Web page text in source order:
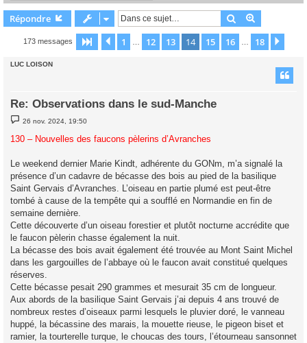
Répondre Rechercher
173 messages Page 14 sur 18
Précédente
1 12 13 14 15 16 18
LUC LOISON
Re: Observations dans le sud-Manche
M
e
s
s
e
26 nov. 2024, 19:50
130 – Nouvelles des faucons pèlerins d’Avranches
Le weekend dernier Marie Kindt, adhérente du GONm, m’a signalé la
présence d’un cadavre de bécasse des bois au pied de la basilique
Saint Gervais d’Avranches. L’oiseau en partie plumé est peut-être
tombé à cause de la tempête qui a soufflé en Normandie en fin de
semaine dernière.
Cette découverte d’un oiseau forestier et plutôt nocturne accrédite que
le faucon pèlerin chasse également la nuit.
La bécasse des bois avait également été trouvée au Mont Saint Michel
dans les gargouilles de l’abbaye où le faucon avait constitué quelques
réserves.
Cette bécasse pesait 290 grammes et mesurait 35 cm de longueur.
Aux abords de la basilique Saint Gervais j’ai depuis 4 ans trouvé de
nombreux restes d’oiseaux parmi lesquels le pluvier doré, le vanneau
huppé, la bécassine des marais, la mouette rieuse, le pigeon biset et
ramier, la tourterelle turque, le choucas des tours, l’étourneau sansonnet